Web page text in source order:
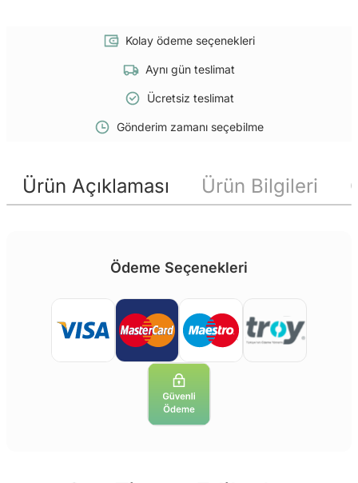
Kolay ödeme seçenekleri
Aynı gün teslimat
Ücretsiz teslimat
Gönderim zamanı seçebilme
Ürün Açıklaması Ürün Bilgileri
Ödeme Seçenekleri